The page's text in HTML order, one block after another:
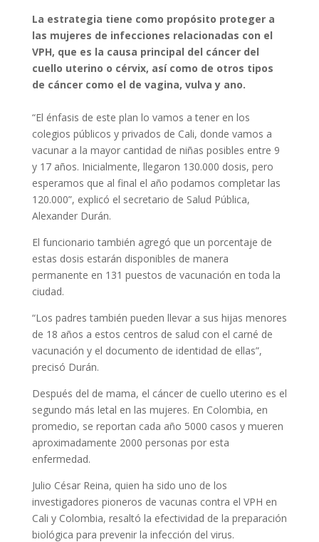
La estrategia tiene como propósito proteger a
las mujeres de infecciones relacionadas con el
VPH, que es la causa principal del cáncer del
cuello uterino o cérvix, así como de otros tipos
de cáncer como el de vagina, vulva y ano.
“El énfasis de este plan lo vamos a tener en los
colegios públicos y privados de Cali, donde vamos a
vacunar a la mayor cantidad de niñas posibles entre 9
y 17 años. Inicialmente, llegaron 130.000 dosis, pero
esperamos que al final el año podamos completar las
120.000”, explicó el secretario de Salud Pública,
Alexander Durán.
El funcionario también agregó que un porcentaje de
estas dosis estarán disponibles de manera
permanente en 131 puestos de vacunación en toda la
ciudad.
“Los padres también pueden llevar a sus hijas menores
de 18 años a estos centros de salud con el carné de
vacunación y el documento de identidad de ellas”,
precisó Durán.
Después del de mama, el cáncer de cuello uterino es el
segundo más letal en las mujeres. En Colombia, en
promedio, se reportan cada año 5000 casos y mueren
aproximadamente 2000 personas por esta
enfermedad.
Julio César Reina, quien ha sido uno de los
investigadores pioneros de vacunas contra el VPH en
Cali y Colombia, resaltó la efectividad de la preparación
biológica para prevenir la infección del virus.